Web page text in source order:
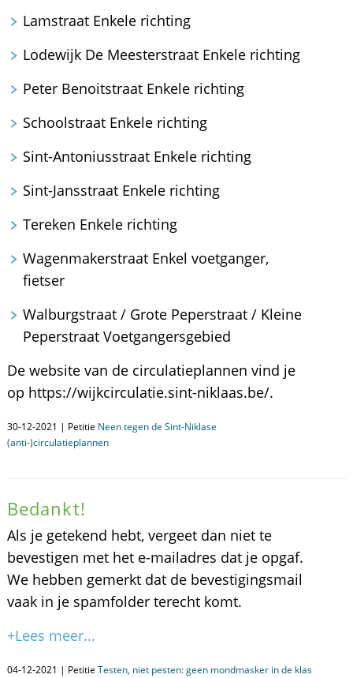
Lamstraat Enkele richting
Lodewijk De Meesterstraat Enkele richting
Peter Benoitstraat Enkele richting
Schoolstraat Enkele richting
Sint-Antoniusstraat Enkele richting
Sint-Jansstraat Enkele richting
Tereken Enkele richting
Wagenmakerstraat Enkel voetganger,
fietser
Walburgstraat / Grote Peperstraat / Kleine
Peperstraat Voetgangersgebied
De website van de circulatieplannen vind je
op https://wijkcirculatie.sint-niklaas.be/.
30-12-2021 | Petitie Neen tegen de Sint-Niklase
(anti-)circulatieplannen
Bedankt!
Als je getekend hebt, vergeet dan niet te
bevestigen met het e-mailadres dat je opgaf.
We hebben gemerkt dat de bevestigingsmail
vaak in je spamfolder terecht komt.
+Lees meer...
04-12-2021 | Petitie Testen, niet pesten: geen mondmasker in de klas